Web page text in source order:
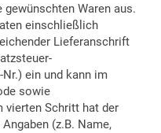
Waren aus.
einschließlich
Lieferanschrift
ein und kann im
sowie
vierten Schritt hat der
(z.B. Name,